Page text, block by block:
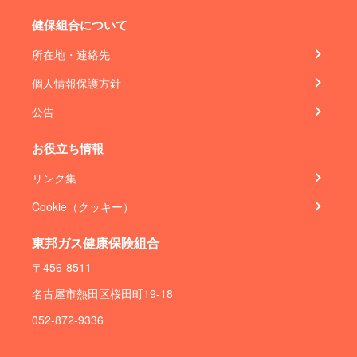
健保組合について
所在地・連絡先
個人情報保護方針
公告
お役立ち情報
リンク集
Cookie（クッキー）
東邦ガス健康保険組合
〒456-8511
名古屋市熱田区桜田町19-18
052-872-9336